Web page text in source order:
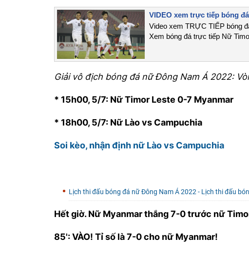
VIDEO xem trực tiếp bóng
Video xem TRỰC TIẾP bóng
Xem bóng đá trực tiếp Nữ
Giải vô địch bóng đá nữ Đông Nam Á 2022:
* 15h00, 5/7: Nữ Timor Leste 0-7 Myanmar
* 18h00, 5/7: Nữ Lào vs Campuchia
Soi kèo, nhận định nữ Lào vs Campuchia
Lịch thi đấu bóng đá nữ Đông Nam Á 2022 - Lịch thi đấu
Hết giờ. Nữ Myanmar thắng 7-0 trước nữ
85': VÀO! Tỉ số là 7-0 cho nữ Myanmar!